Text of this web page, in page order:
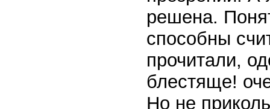
решена.
способны
прочитали,
блестяще!
Но не